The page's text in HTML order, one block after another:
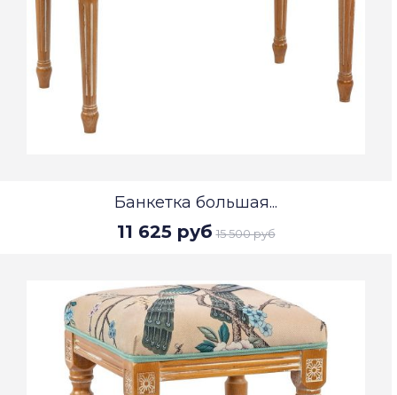
Банкетка большая...
11 625 руб 15 500 руб